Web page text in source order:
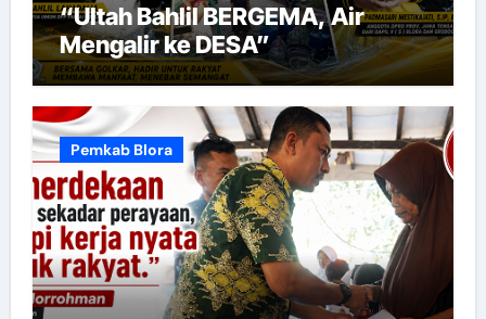
“Ultah Bahlil BERGEMA, Air
Mengalir ke DESA”
Pemkab Blora